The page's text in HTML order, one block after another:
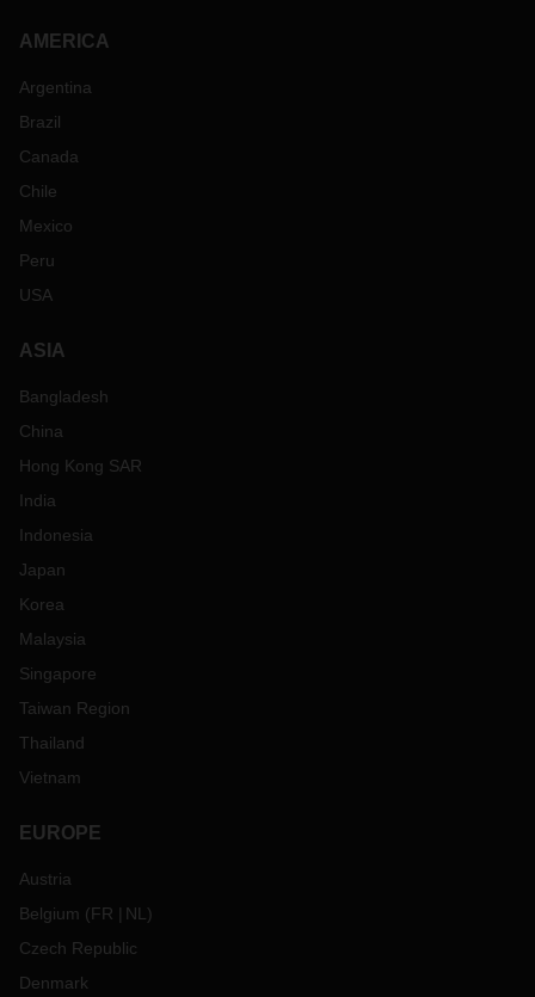
AMERICA
Argentina
Brazil
Canada
Chile
Mexico
Peru
USA
ASIA
Bangladesh
China
Hong Kong SAR
India
Indonesia
Japan
Korea
Malaysia
Singapore
Taiwan Region
Thailand
Vietnam
EUROPE
Austria
Belgium (FR NL )
Czech Republic
Denmark